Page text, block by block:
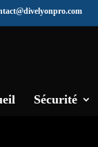
Sécurité